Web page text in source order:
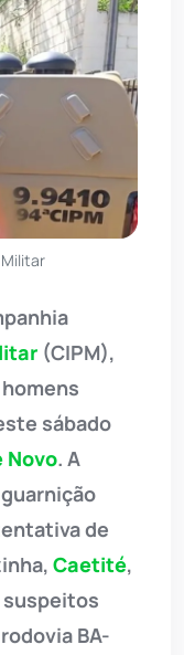
(CIPM),
sábado
Novo. A
de
Caetité,
suspeitos
BA-